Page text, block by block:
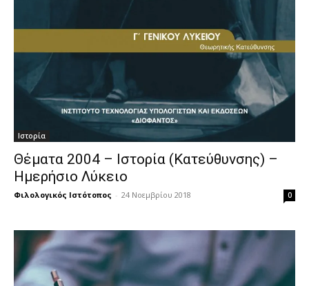
Ιστορία
Θέματα 2004 – Ιστορία (Κατεύθυνσης) –
Ημερήσιο Λύκειο
Φιλολογικός Ιστότοπος - 24 Νοεμβρίου 2018 0